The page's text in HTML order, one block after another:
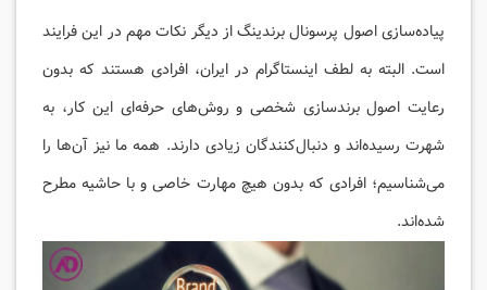
پیاده‌سازی اصول پرسونال برندینگ از دیگر نکات مهم در این فرایند
است. البته به لطف اینستاگرام در ایران، افرادی هستند که بدون
رعایت اصول برندسازی شخصی و روش‌های حرفه‌ای این کار، به
شهرت رسیده‌اند و دنبال‌کنندگان زیادی دارند. همه ما نیز آن‌ها را
می‌شناسیم؛ افرادی که بدون هیچ مهارت خاصی و با حاشیه مطرح
شده‌اند.